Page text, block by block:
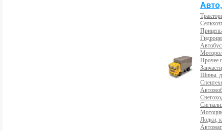
Прочее
Шины,
Лодки,